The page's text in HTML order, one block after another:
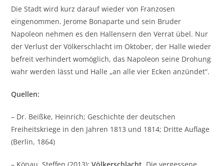
Die Stadt wird kurz darauf wieder von Franzosen
eingenommen. Jerome Bonaparte und sein Bruder
Napoleon nehmen es den Hallensern den Verrat übel. Nur
der Verlust der Völkerschlacht im Oktober, der Halle wieder
befreit verhindert womöglich, das Napoleon seine Drohung
wahr werden lässt und Halle „an alle vier Ecken anzündet“.
Quellen:
– Dr. Beißke, Heinrich; Geschichte der deutschen
Freiheitskriege in den Jahren 1813 und 1814; Dritte Auflage
(Berlin, 1864)